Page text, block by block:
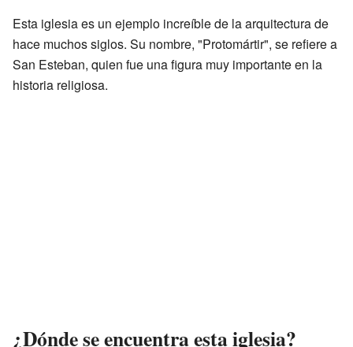
Esta iglesia es un ejemplo increíble de la arquitectura de
hace muchos siglos. Su nombre, "Protomártir", se refiere a
San Esteban, quien fue una figura muy importante en la
historia religiosa.
¿Dónde se encuentra esta iglesia?